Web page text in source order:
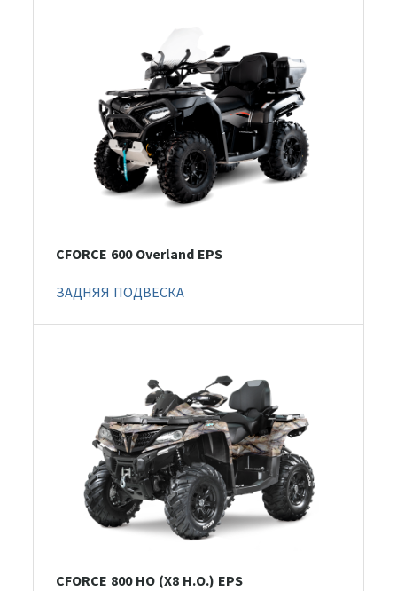
CFORCE 600 Overland EPS
ЗАДНЯЯ ПОДВЕСКА
CFORCE 800 HO (X8 H.O.) EPS